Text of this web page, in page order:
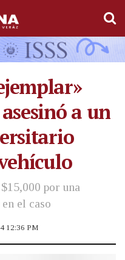
a un
por una
el caso
12:36 PM